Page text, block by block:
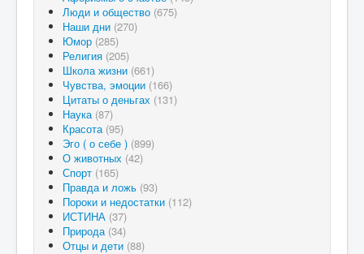
Люди и общество (675)
Наши дни (270)
Юмор (285)
Религия (205)
Школа жизни (661)
Чувства, эмоции (166)
Цитаты о деньгах (131)
Наука (87)
Красота (95)
Эго ( о себе ) (899)
О животных (42)
Спорт (165)
Правда и ложь (93)
Пороки и недостатки (112)
ИСТИНА (37)
Природа (34)
Отцы и дети (88)